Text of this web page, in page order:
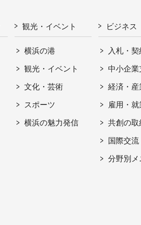
観光・イベント
横浜の港
観光・イベント
文化・芸術
スポーツ
横浜の魅力発信
ビジネス
入札・契
中小企業
経済・産
雇用・就
共創の取
国際交流
分野別メ